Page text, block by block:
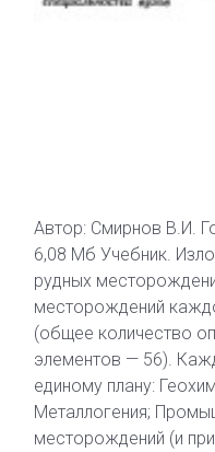
Автор: Смирнов В.И.
6,08 Мб Учебник.
рудных
месторождений
(общее количество
элементов — 56).
единому плану:
Металлогения;
месторождений (и